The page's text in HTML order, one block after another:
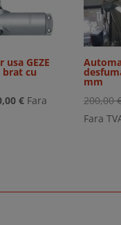
GEZE
brat cu
€Prețul
Fara
mm
200,00
Fara